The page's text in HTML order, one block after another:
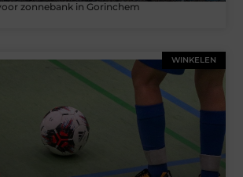
zonnebank in Gorinchem
WINKELEN